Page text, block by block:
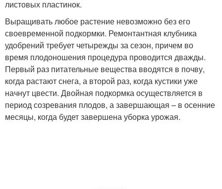
листовых пластинок.
Выращивать любое растение невозможно без его
своевременной подкормки. Ремонтантная клубника
удобрений требует четырежды за сезон, причем во
время плодоношения процедура проводится дважды.
Первый раз питательные вещества вводятся в почву,
когда растают снега, а второй раз, когда кустики уже
начнут цвести. Двойная подкормка осуществляется в
период созревания плодов, а завершающая – в осенние
месяцы, когда будет завершена уборка урожая.